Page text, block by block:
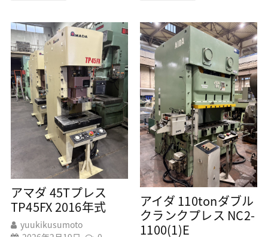
アマダ 45Tプレス
TP45FX 2016年式
yuukikusumoto
アイダ 110tonダブル
クランクプレス NC2-
1100(1)E